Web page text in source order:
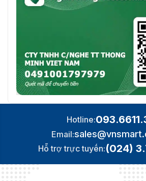
tháng) trong quá trình sử dụng. Liên
qua số hotline: 0936.611.372 để
Hotline:
Email:
Hỗ trợ trực tuyến:(024)